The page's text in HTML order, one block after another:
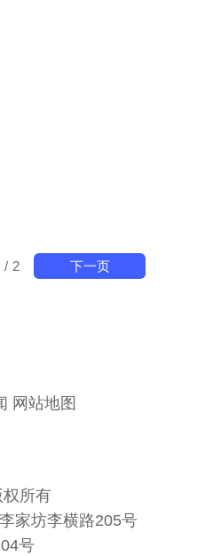
/ 2 下一页
网站地图
所有
家坊李横路205号
号